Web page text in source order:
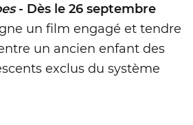
- Dès le 26 septembre
un film engagé et tendre
un ancien enfant des
exclus du système